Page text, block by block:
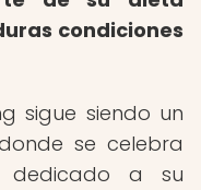
condiciones
sigue siendo un
se celebra
dedicado a su